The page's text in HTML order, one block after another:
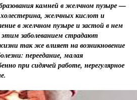
камней в желчном пузыре —
желчных кислот и
в желчном пузыре и застой в нем
заболеванием страдают
так же влияет на возникновение
переедание, малая
при сидячей работе, нерегулярное